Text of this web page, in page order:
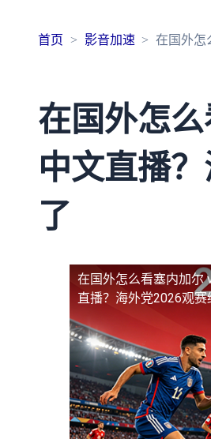
首页 影音加速 在国外怎
在国外怎
中文直播
了
在国外怎么看塞内加尔
直播？海外党2026观